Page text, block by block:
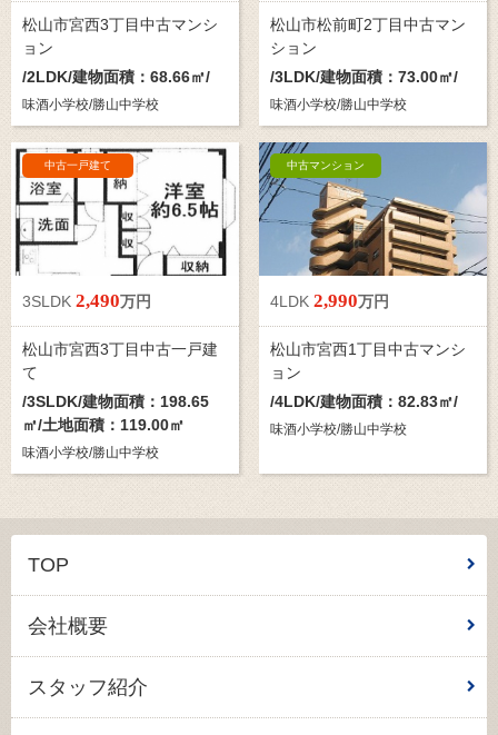
松山市宮西3丁目中古マンシ
ョン
/2LDK/建物面積：68.66㎡/
味酒小学校/勝山中学校
松山市松前町2丁目中古マン
ション
/3LDK/建物面積：73.00㎡/
味酒小学校/勝山中学校
中古一戸建て
3SLDK 2,490万円
松山市宮西3丁目中古一戸建
て
/3SLDK/建物面積：198.65
㎡/土地面積：119.00㎡
味酒小学校/勝山中学校
中古マンション
4LDK 2,990万円
松山市宮西1丁目中古マンシ
ョン
/4LDK/建物面積：82.83㎡/
味酒小学校/勝山中学校
TOP
会社概要
スタッフ紹介